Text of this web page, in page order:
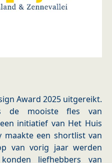
Award 2025 uitgereikt.
de mooiste fles van
initiatief van Het Huis
maakte een shortlist van
van vorig jaar werden
liefhebbers van